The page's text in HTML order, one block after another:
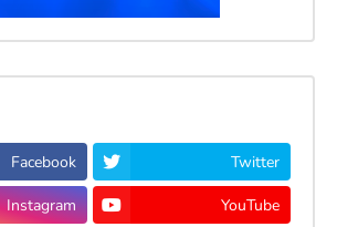
Facebook Twitter
Instagram YouTube